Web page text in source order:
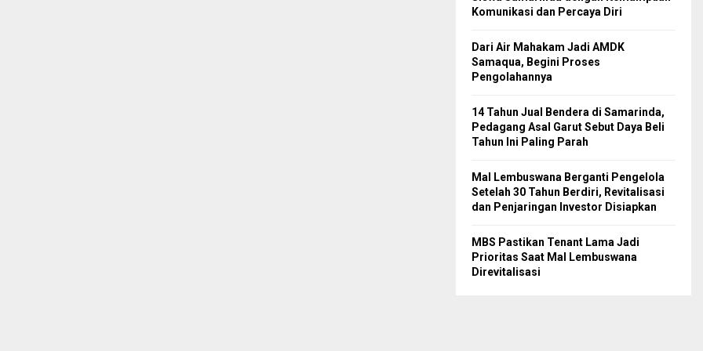
Komunikasi dan Percaya Diri
Dari Air Mahakam Jadi AMDK
Samaqua, Begini Proses
Pengolahannya
14 Tahun Jual Bendera di Samarinda,
Pedagang Asal Garut Sebut Daya Beli
Tahun Ini Paling Parah
Mal Lembuswana Berganti Pengelola
Setelah 30 Tahun Berdiri, Revitalisasi
dan Penjaringan Investor Disiapkan
MBS Pastikan Tenant Lama Jadi
Prioritas Saat Mal Lembuswana
Direvitalisasi